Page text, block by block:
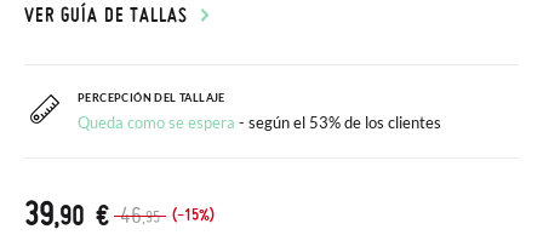
VER GUÍA DE TALLAS
PERCEPCIÓN DEL TALLAJE
Queda como se espera - según el 53% de los clientes
46,95 (-15%)
39,90 €